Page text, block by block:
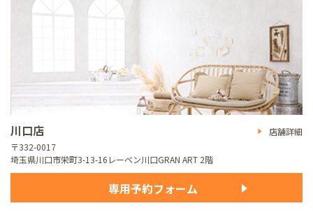
川口店
店舗詳細
〒332-0017
埼玉県川口市栄町3-13-16 レーベン川口GRAN ART 2階
専用予約フォーム